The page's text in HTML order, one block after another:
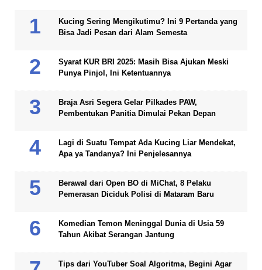
Kucing Sering Mengikutimu? Ini 9 Pertanda yang
Bisa Jadi Pesan dari Alam Semesta
Syarat KUR BRI 2025: Masih Bisa Ajukan Meski
Punya Pinjol, Ini Ketentuannya
Braja Asri Segera Gelar Pilkades PAW,
Pembentukan Panitia Dimulai Pekan Depan
Lagi di Suatu Tempat Ada Kucing Liar Mendekat,
Apa ya Tandanya? Ini Penjelesannya
Berawal dari Open BO di MiChat, 8 Pelaku
Pemerasan Diciduk Polisi di Mataram Baru
Komedian Temon Meninggal Dunia di Usia 59
Tahun Akibat Serangan Jantung
Tips dari YouTuber Soal Algoritma, Begini Agar